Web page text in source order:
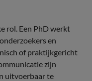
rol. Een PhD werkt
en
of praktijkgericht
zijn
uitvoerbaar te